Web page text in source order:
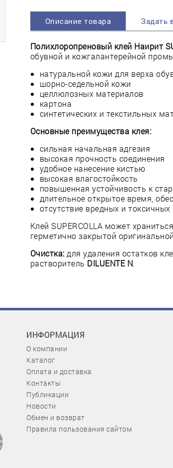
Описание товара Задать
Полихлоропреновый клей Наирит
обувной и кожгалантерейной
натуральной кожи для верха
шорно-седельной кожи
целлюлозных материалов
картона
синтетических и текстильных
Основные преимущества клея:
сильная начальная адгезия
высокая прочность соединения
удобное нанесение кистью
высокая влагостойкость
повышенная устойчивость к
длительное открытое время,
отсутствие вредных и токсичных
Клей SUPERCOLLA может
герметично закрытой
Очистка: для удаления остатков
растворитель DILUENTE N.
ИНФОРМАЦИЯ
О компании
Каталог
Оплата и доставка
Контакты
Публикации
Новости
Обмен и возврат
Правила пользования сайтом